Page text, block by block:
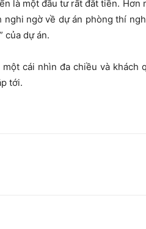
là một đầu tư rất đắt tiền. Hơn
ngờ về dự án phòng thí
của dự án.
cái nhìn đa chiều và khách
tới.